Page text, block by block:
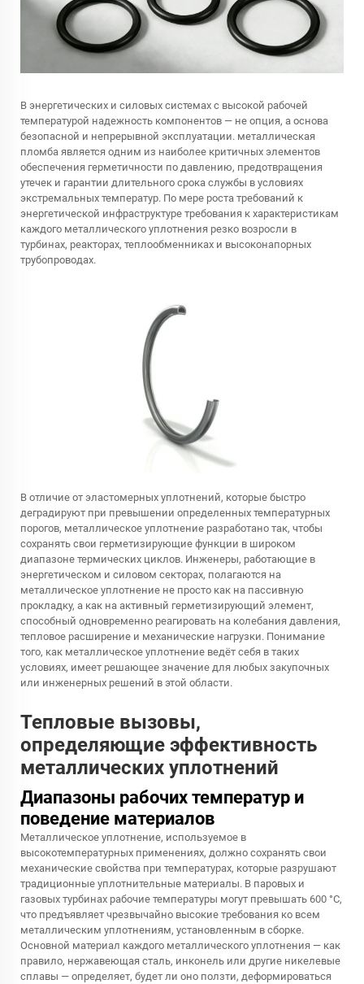
В энергетических и силовых системах с высокой рабочей
температурой надежность компонентов — не опция, а основа
безопасной и непрерывной эксплуатации. металлическая
пломба является одним из наиболее критичных элементов
обеспечения герметичности по давлению, предотвращения
утечек и гарантии длительного срока службы в условиях
экстремальных температур. По мере роста требований к
энергетической инфраструктуре требования к характеристикам
каждого металлического уплотнения резко возросли в
турбинах, реакторах, теплообменниках и высоконапорных
трубопроводах.
В отличие от эластомерных уплотнений, которые быстро
деградируют при превышении определенных температурных
порогов, металлическое уплотнение разработано так, чтобы
сохранять свои герметизирующие функции в широком
диапазоне термических циклов. Инженеры, работающие в
энергетическом и силовом секторах, полагаются на
металлическое уплотнение не просто как на пассивную
прокладку, а как на активный герметизирующий элемент,
способный одновременно реагировать на колебания давления,
тепловое расширение и механические нагрузки. Понимание
того, как металлическое уплотнение ведёт себя в таких
условиях, имеет решающее значение для любых закупочных
или инженерных решений в этой области.
Тепловые вызовы,
определяющие эффективность
металлических уплотнений
Диапазоны рабочих температур и
поведение материалов
Металлическое уплотнение, используемое в
высокотемпературных применениях, должно сохранять свои
механические свойства при температурах, которые разрушают
традиционные уплотнительные материалы. В паровых и
газовых турбинах рабочие температуры могут превышать 600 °C,
что предъявляет чрезвычайно высокие требования ко всем
металлическим уплотнениям, установленным в сборке.
Основной материал каждого металлического уплотнения — как
правило, нержавеющая сталь, инконель или другие никелевые
сплавы — определяет, будет ли оно ползти, деформироваться